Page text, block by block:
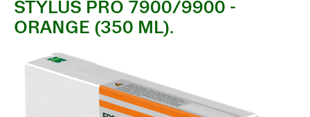
STYLUS PRO 7900/9900 -
ORANGE (350 ML).